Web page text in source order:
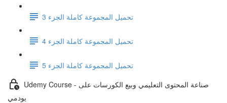
تحميل المجموعة كاملة الجزء 3
تحميل المجموعة كاملة الجزء 4
تحميل المجموعة كاملة الجزء 5
Udemy Course - صناعة المحتوى التعليمي وبيع الكورسات على
يودمي